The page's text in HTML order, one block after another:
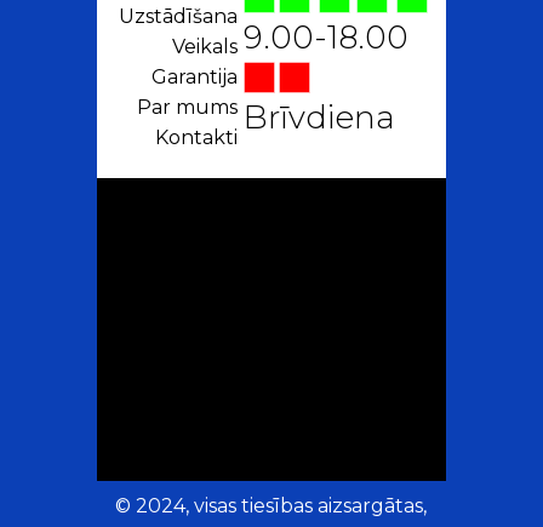
© 2024, visas tiesības aizsargātas,
Brīvdiena
9.00-18.00
Kontakti
Par mums
Garantija
Veikals
Uzstādīšana